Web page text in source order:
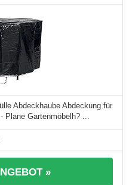
Abdeckhaube Abdeckung für
Plane Gartenmöbelh? ...
»